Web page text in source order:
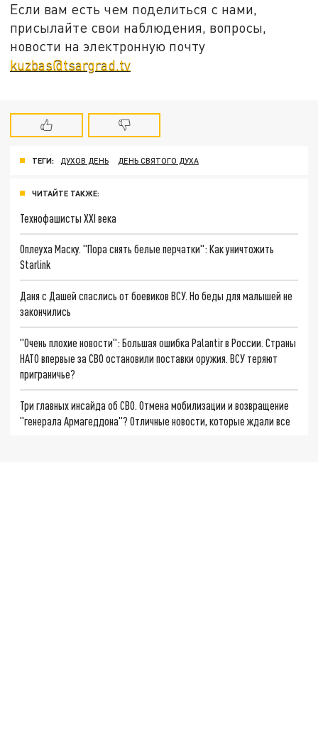
Если вам есть чем поделиться с нами,
присылайте свои наблюдения, вопросы,
новости на электронную почту
kuzbas@tsargrad.tv
ТЕГИ: ДУХОВ ДЕНЬ ДЕНЬ СВЯТОГО ДУХА
ЧИТАЙТЕ ТАКЖЕ:
Технофашисты XXI века
Оплеуха Маску. "Пора снять белые перчатки": Как уничтожить
Starlink
Даня с Дашей спаслись от боевиков ВСУ. Но беды для малышей не
закончились
"Очень плохие новости": Большая ошибка Palantir в России. Страны
НАТО впервые за СВО остановили поставки оружия. ВСУ теряют
приграничье?
Три главных инсайда об СВО. Отмена мобилизации и возвращение
"генерала Армагеддона"? Отличные новости, которые ждали все